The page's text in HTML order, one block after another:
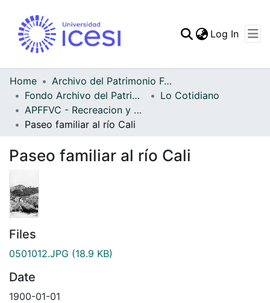
Statistics
Log In
Home
Archivo del Patrimonio Fotográfico y Fílmico del Valle del Cauca
Fondo Archivo del Patrimonio Fotográfico y Fílmico del Valle del Cauca
Lo Cotidiano
APFFVC - Recreacion y Paseo - Patrimonial
Paseo familiar al río Cali
Paseo familiar al río Cali
Files
0501012.JPG (18.9 KB)
Date
1900-01-01